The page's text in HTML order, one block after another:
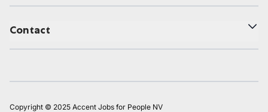
Contact
Copyright © 2025 Accent Jobs for People NV